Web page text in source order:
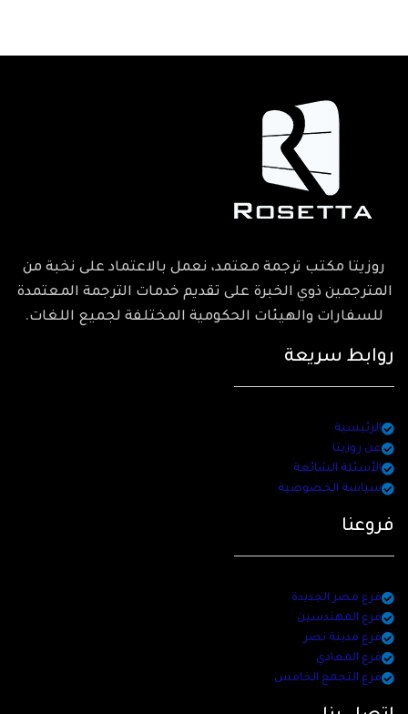
روزيتا مكتب ترجمة معتمد، نعمل بالاعتماد على نخبة من
المترجمين ذوي الخبرة على تقديم خدمات الترجمة المعتمدة
للسفارات والهيئات الحكومية المختلفة لجميع اللغات.
روابط سريعة
الرئيسية
عن روزيتا
الأسئلة الشائعة
سياسة الخصوصية
فروعنا
فرع مصر الجديدة
فرع المهندسين
فرع مدينة نصر
فرع المعادي
فرع التجمع الخامس